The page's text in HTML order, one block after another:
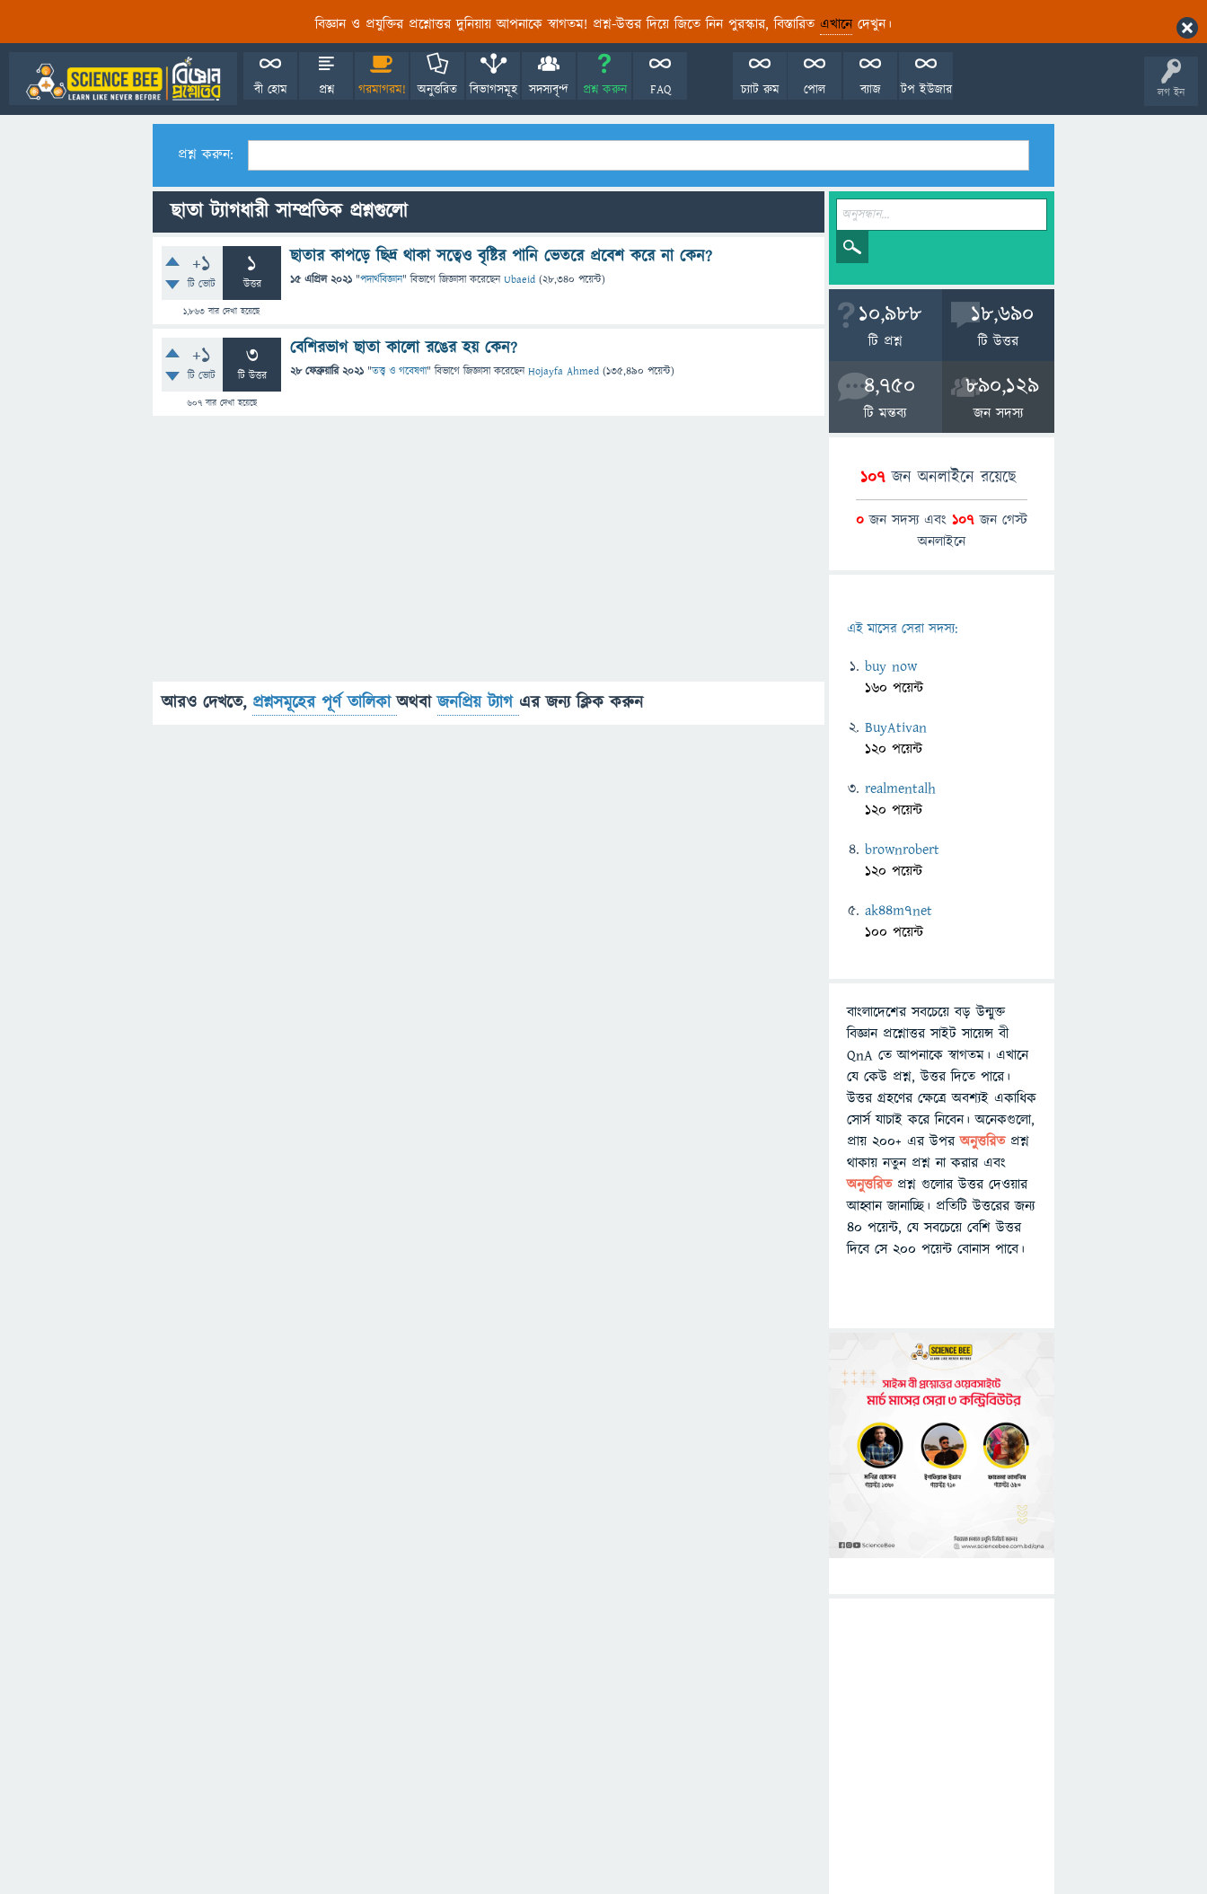
বিজ্ঞান ও প্রযুক্তির প্রশ্নোত্তর দুনিয়ায় আপনাকে স্বাগতম! প্রশ্ন-উত্তর দিয়ে জিতে নিন পুরস্কার, বিস্তারিত এখানেদেখুন।
লগ ইন
বী হোম প্রশ্ন গরমাগরম! অনুত্তরিত বিভাগসমূহ সদস্যবৃন্দ প্রশ্ন করুন FAQ টপ ইউজার
ব্যাজ
পোল
চ্যাট রুম
প্রশ্ন করুন:
ছাতা ট্যাগধারী সাম্প্রতিক প্রশ্নগুলো
+1
টি ভোট
1
উত্তর
1,863 বার দেখা হয়েছে
ছাতার কাপড়ে ছিদ্র থাকা সত্বেও বৃষ্টির পানি ভেতরে প্রবেশ করে না কেন?
15 এপ্রিল 2021 "পদার্থবিজ্ঞান" বিভাগে জিজ্ঞাসাকরেছেনUbaeid (28,340 পয়েন্ট)
+1
টি ভোট
3
টি উত্তর
607বার দেখা হয়েছে
বেশিরভাগ ছাতা কালো রঙের হয় কেন?
28 ফেব্রুয়ারি 2021 "তত্ত্ব ও গবেষণা" বিভাগে জিজ্ঞাসাকরেছেনHojayfa Ahmed (135,490 পয়েন্ট)
আরও দেখতে, প্রশ্নসমূহের পূর্ণ তালিকাঅথবাজনপ্রিয় ট্যাগ এর জন্য ক্লিক করুন
10,988
টি প্রশ্ন
18,690
টি উত্তর
4,750
টি মন্তব্য
890,129
জন সদস্য
107জন অনলাইনে রয়েছে
0 জন সদস্য এবং 107 জন গেস্ট
অনলাইনে
এই মাসের সেরা সদস্য:
buy now
160 পয়েন্ট
BuyAtivan
120 পয়েন্ট
realmentalh
120 পয়েন্ট
brownrobert
120 পয়েন্ট
ak44m7net
100 পয়েন্ট
বাংলাদেশের সবচেয়ে বড় উন্মুক্ত
বিজ্ঞান প্রশ্নোত্তর সাইট সায়েন্স বী
QnA তে আপনাকে স্বাগতম। এখানে
যে কেউ প্রশ্ন, উত্তর দিতে পারে।
উত্তর গ্রহণের ক্ষেত্রে অবশ্যই একাধিক
সোর্স যাচাই করে নিবেন। অনেকগুলো,
প্রায় ২০০+ এর উপরঅনুত্তরিতপ্রশ্ন
থাকায় নতুন প্রশ্ন না করার এবং
অনুত্তরিত প্রশ্ন গুলোর উত্তর দেওয়ার
আহ্বান জানাচ্ছি। প্রতিটি উত্তরের জন্য
৪০ পয়েন্ট, যে সবচেয়ে বেশি উত্তর
দিবে সে ২০০ পয়েন্ট বোনাস পাবে।